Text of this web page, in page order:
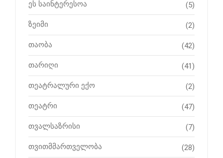
ეს საინტერესოა (5)
ზეიმი (2)
თაობა (42)
თარიღი (41)
თეატრალური ექო (2)
თეატრი (47)
თვალსაზრისი (7)
თვითმმართველობა (28)